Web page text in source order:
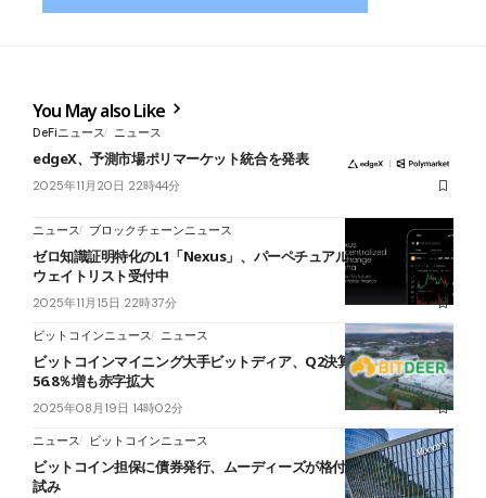
You May also Like
DeFiニュース ニュース
edgeX、予測市場ポリマーケット統合を発表
2025年11月20日 22時44分
ニュース ブロックチェーンニュース
ゼロ知識証明特化のL1「Nexus」、パーペチュアル先物DEX公開──
ウェイトリスト受付中
2025年11月15日 22時37分
ビットコインニュース ニュース
ビットコインマイニング大手ビットディア、Q2決算発表──総収益
56.8％増も赤字拡大
2025年08月19日 14時02分
ニュース ビットコインニュース
ビットコイン担保に債券発行、ムーディーズが格付──米で史上初の
試み